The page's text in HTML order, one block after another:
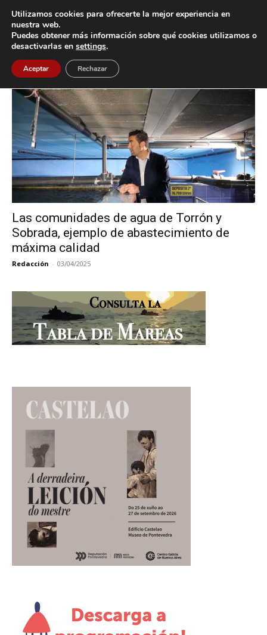
Inicio Etiquetas Programa +Aqua
Etiqueta: programa +Aqua
Las comunidades de agua de Torrón y
Sobrada, ejemplo de abastecimiento de
máxima calidad
Redacción - 03/04/2025
Utilizamos cookies para ofrecerte la mejor experiencia en
nuestra web.
Puedes obtener más información sobre qué cookies utilizamos o
desactivarlas en settings.
Aceptar Rechazar